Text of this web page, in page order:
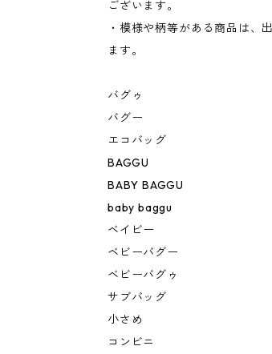
ございます。
・模様や柄等がある商品は、
ます。
バグゥ
バグー
エコバッグ
BAGGU
BABY BAGGU
baby baggu
ベイビー
ベビーバグー
ベビーバグゥ
サブバッグ
小さめ
コンビニ